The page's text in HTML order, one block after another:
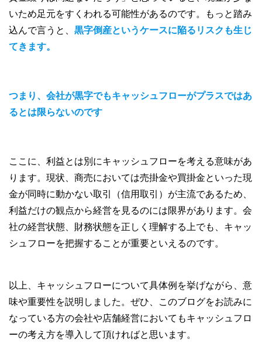
いため足元をすくわれる可能性があるのです。もっと踏み
込んで言うと、 黒字倒産というケースに陥るリスクも生じ
てきます。
つまり、会社が黒字でもキャッシュフローがプラスではあ
るとは限らないのです
ここに、利益とは別にキャッシュフローを考える意味があ
ります。現状、商売においては売掛金や買掛金といった現
金が同時に動かない取引（信用取引）が主流であるため、
利益だけの観点から経営を見るのには限界があります。会
社の経営状態、財務状態を正しく理解する上でも、キャッ
シュフローを把握することが重要といえるのです。
以上、キャッシュフローについて具体例を挙げながら、意
味や重要性を説明しました。ぜひ、このブログをお読みに
なっている方の会社や店舗経営においてもキャッシュフロ
ーの考え方を導入して頂ければと思います。